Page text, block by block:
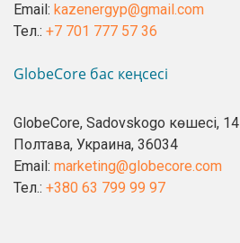
Email: kazenergyp@gmail.com
Тел.: +7 701 777 57 36
GlobeCore бас кеңсесі
GlobeCore, Sadovskogo көшесі, 14
Полтава, Украина, 36034
Email: marketing@globecore.com
Тел.: +380 63 799 99 97